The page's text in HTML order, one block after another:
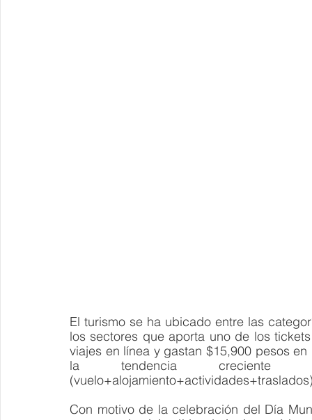
El turismo se ha ubicado entre las
los sectores que aporta uno de los
viajes en línea y gastan $15,900 pesos
la tendencia creciente
Con motivo de la celebración del Día